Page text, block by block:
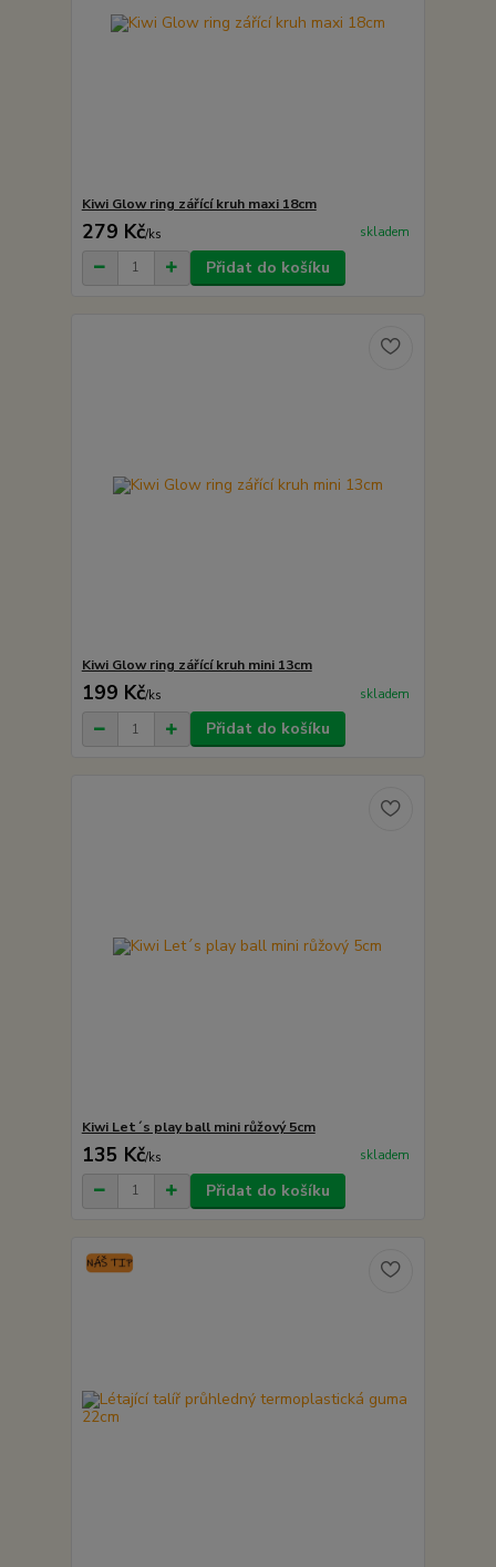
Kiwi Glow ring zářící kruh maxi 18cm
279 Kč/ks skladem
Přidat do košíku
Kiwi Glow ring zářící kruh mini 13cm
199 Kč/ks skladem
Přidat do košíku
Kiwi Let´s play ball mini růžový 5cm
135 Kč/ks skladem
Přidat do košíku